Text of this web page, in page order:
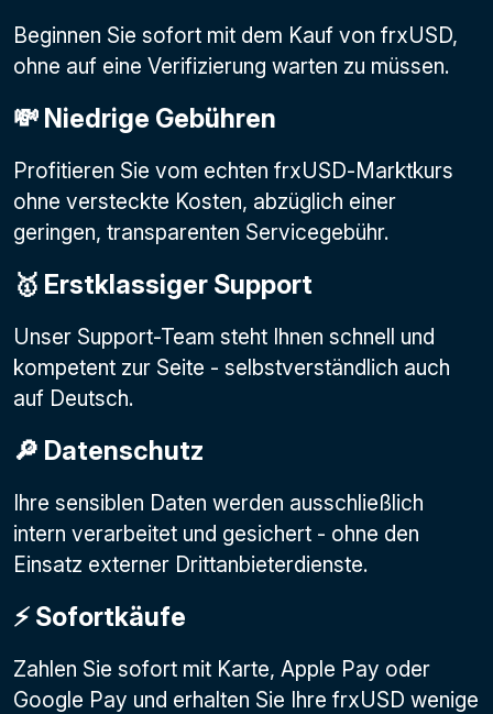
Beginnen Sie sofort mit dem Kauf von frxUSD,
ohne auf eine Verifizierung warten zu müssen.
💸 Niedrige Gebühren
Profitieren Sie vom echten frxUSD-Marktkurs
ohne versteckte Kosten, abzüglich einer
geringen, transparenten Servicegebühr.
🥇 Erstklassiger Support
Unser Support-Team steht Ihnen schnell und
kompetent zur Seite - selbstverständlich auch
auf Deutsch.
🔎 Datenschutz
Ihre sensiblen Daten werden ausschließlich
intern verarbeitet und gesichert - ohne den
Einsatz externer Drittanbieterdienste.
⚡️ Sofortkäufe
Zahlen Sie sofort mit Karte, Apple Pay oder
Google Pay und erhalten Sie Ihre frxUSD wenige